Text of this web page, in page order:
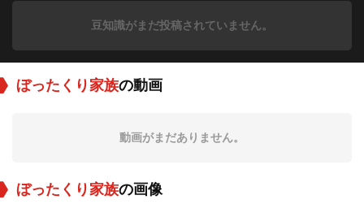
豆知識がまだ投稿されていません。
ぼったくり家族の動画
動画がまだありません。
ぼったくり家族の画像